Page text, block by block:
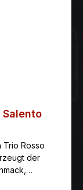
Salento
Trio Rosso
der